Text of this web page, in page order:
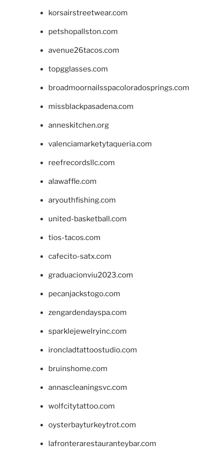
korsairstreetwear.com
petshopallston.com
avenue26tacos.com
topgglasses.com
broadmoornailsspacoloradosprings.com
missblackpasadena.com
anneskitchen.org
valenciamarketytaqueria.com
reefrecordsllc.com
alawaffle.com
aryouthfishing.com
united-basketball.com
tios-tacos.com
cafecito-satx.com
graduacionviu2023.com
pecanjackstogo.com
zengardendayspa.com
sparklejewelryinc.com
ironcladtattoostudio.com
bruinshome.com
annascleaningsvc.com
wolfcitytattoo.com
oysterbayturkeytrot.com
lafronterarestauranteybar.com